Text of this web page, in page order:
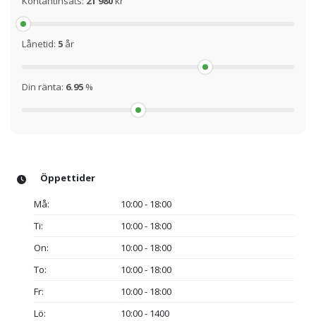
Lånetid: 5 år
Din ränta: 6.95 %
Öppettider
Må:
10:00 - 18:00
Ti:
10:00 - 18:00
On:
10:00 - 18:00
To:
10:00 - 18:00
Fr:
10:00 - 18:00
Lö:
10:00 - 1400